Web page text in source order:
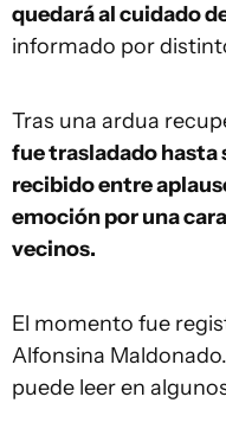
quedará al cuidado
informado por
Tras una ardua
fue trasladado hasta
recibido entre
emoción por una
vecinos.
El momento fue
Alfonsina
puede leer en